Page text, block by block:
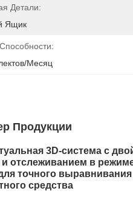
Детали:
Ящик
месяц
Продукции
3D-система с
отслеживанием в
точного выравнивания
средства